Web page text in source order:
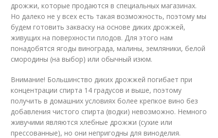
дрожжи, которые продаются в специальных магазинах.
Но далеко не у всех есть такая возможность, поэтому мы
будем готовить закваску на основе диких дрожжей,
живущих на поверхности плодов. Для этого нам
понадобятся ягоды винограда, малины, земляники, белой
смородины (на выбор) или обычный изюм.
Внимание! Большинство диких дрожжей погибает при
концентрации спирта 14 градусов и выше, поэтому
получить в домашних условиях более крепкое вино без
добавления чистого спирта (водки) невозможно. Немного
живучими являются хлебные дрожжи (сухие или
прессованные), но они непригодны для виноделия.